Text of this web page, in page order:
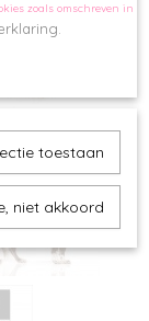
zoals omschreven in
toestaan
niet akkoord